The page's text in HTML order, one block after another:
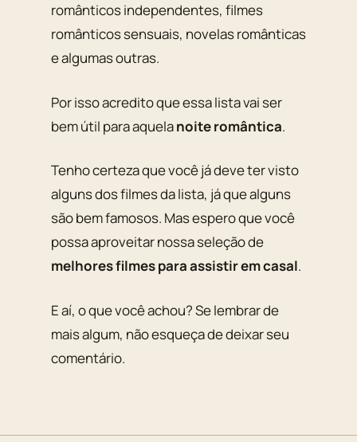
românticos independentes, filmes
românticos sensuais, novelas românticas
e algumas outras.
Por isso acredito que essa lista vai ser
bem útil para aquelanoite romântica.
Tenho certeza que você já deve ter visto
alguns dos filmes da lista, já que alguns
são bem famosos. Mas espero que você
possa aproveitar nossa seleção de
melhores filmes para assistir em casal.
E aí, o que você achou? Se lembrar de
mais algum, não esqueça de deixar seu
comentário.